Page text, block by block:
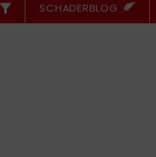
SCHADERBLOG